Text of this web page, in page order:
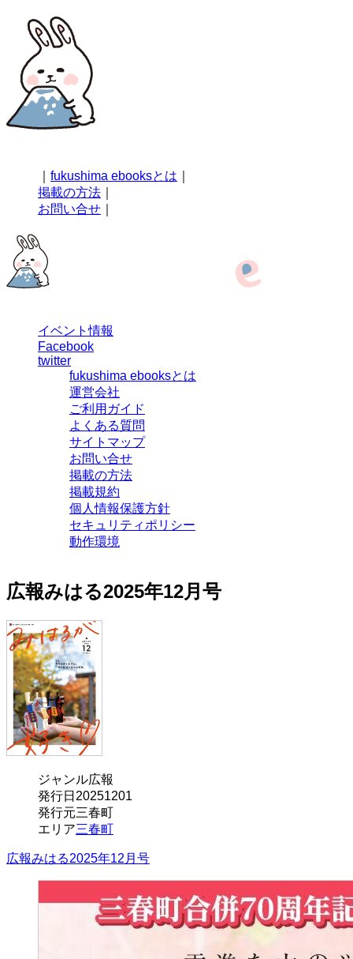
fukushima ebooksとは
掲載の方法
お問い合せ
イベント情報
Facebook
twitter
fukushima ebooksとは
運営会社
ご利用ガイド
よくある質問
サイトマップ
お問い合せ
掲載の方法
掲載規約
個人情報保護方針
セキュリティポリシー
動作環境
広報みはる2025年12月号
ジャンル広報
発行日 20251201
発行元三春町
エリア三春町
広報みはる2025年12月号